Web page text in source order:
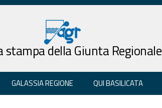
stampa della Giunta Regionale
GALASSIA REGIONE QUI BASILICATA